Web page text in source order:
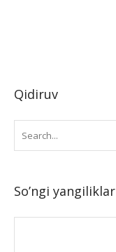
Qidiruv
So’ngi yangiliklar